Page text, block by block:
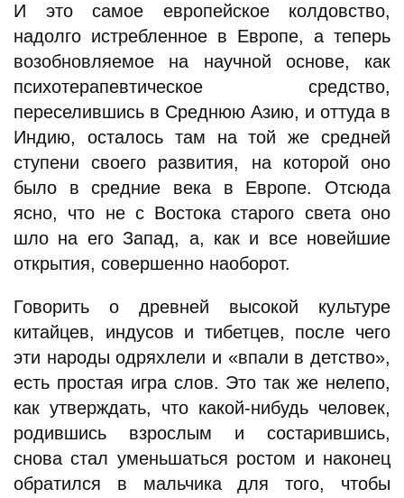
И это самое европейское колдовство,
надолго истребленное в Европе, а теперь
возобновляемое на научной основе, как
психотерапевтическое средство,
переселившись в Среднюю Азию, и оттуда в
Индию, осталось там на той же средней
ступени своего развития, на которой оно
было в средние века в Европе. Отсюда
ясно, что не с Востока старого света оно
шло на его Запад, а, как и все новейшие
открытия, совершенно наоборот.
Говорить о древней высокой культуре
китайцев, индусов и тибетцев, после чего
эти народы одряхлели и «впали в детство»,
есть простая игра слов. Это так же нелепо,
как утверждать, что какой-нибудь человек,
родившись взрослым и состарившись,
снова стал уменьшаться ростом и наконец
обратился в мальчика для того, чтобы